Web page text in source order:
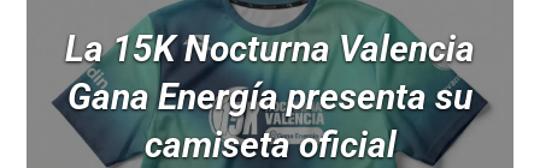
La 15K Nocturna Valencia
Gana Energía presenta su
camiseta oficial